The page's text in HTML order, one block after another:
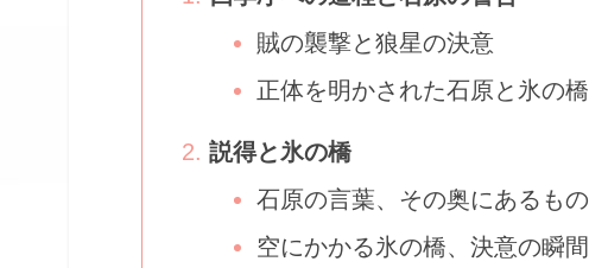
賊の襲撃と狼星の決意
正体を明かされた石原と氷の橋
説得と氷の橋
石原の言葉、その奥にあるもの
空にかかる氷の橋、決意の瞬間